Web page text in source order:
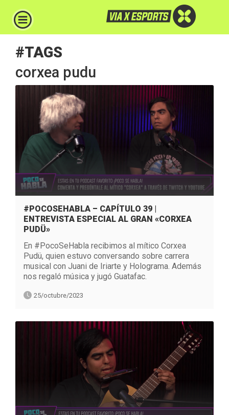
#TAGS
corxea pudu
#POCOSEHABLA – CAPÍTULO 39 |
ENTREVISTA ESPECIAL AL GRAN «CORXEA
PUDÜ»
En #PocoSeHabla recibimos al mítico Corxea
Pudü, quien estuvo conversando sobre carrera
musical con Juani de Iriarte y Holograma. Además
nos regaló música y jugó Guatafac.
25/octubre/2023